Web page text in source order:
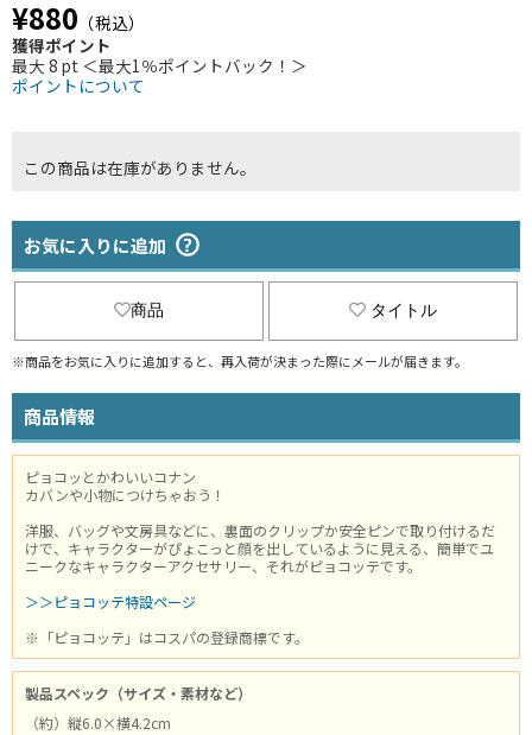
¥880 （税込）
獲得ポイント
最大 8 pt ＜最大1％ポイントバック！＞
ポイントについて
この商品は在庫がありません。
お気に入りに追加
商品 タイトル
※商品をお気に入りに追加すると、再入荷が決まった際にメールが届きます。
商品情報
ピョコッとかわいいコナン
カバンや小物につけちゃおう！
洋服、バッグや文房具などに、裏面のクリップか安全ピンで取り付けるだ
けで、キャラクターがぴょこっと顔を出しているように見える、簡単でユ
ニークなキャラクターアクセサリー、それがピョコッテです。
＞＞ピョコッテ特設ページ
※「ピョコッテ」はコスパの登録商標です。
製品スペック（サイズ・素材など）
（約）縦6.0×横4.2cm